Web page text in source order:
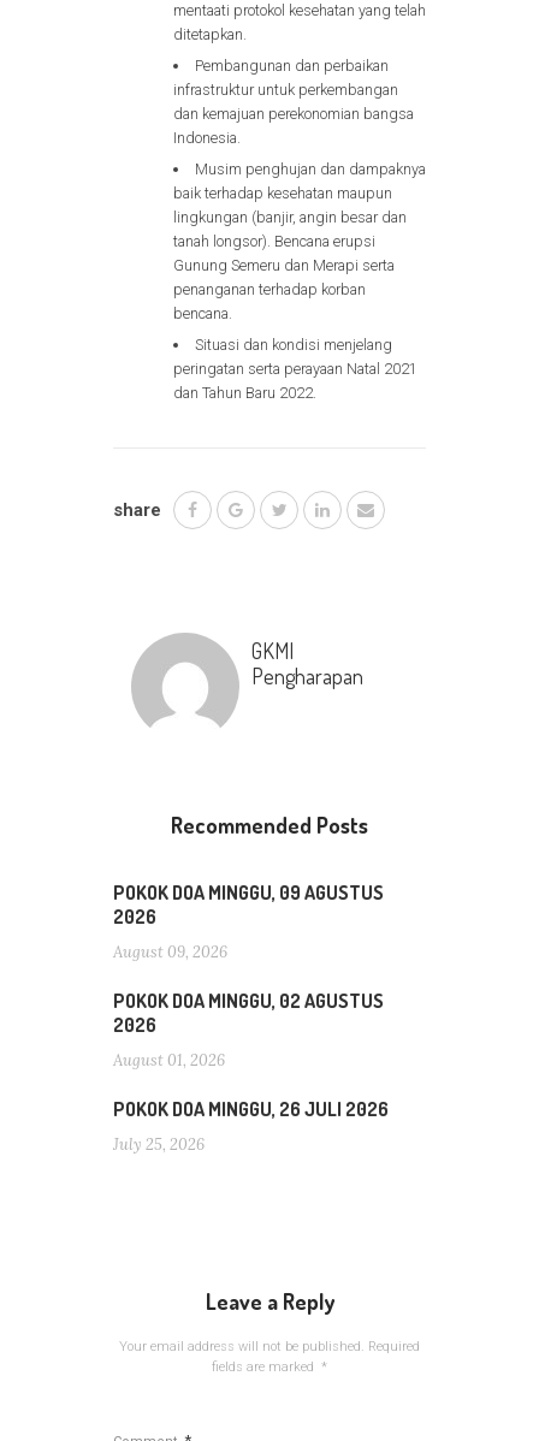
mentaati protokol kesehatan yang telah
ditetapkan.
Pembangunan dan perbaikan
infrastruktur untuk perkembangan
dan kemajuan perekonomian bangsa
Indonesia.
Musim penghujan dan dampaknya
baik terhadap kesehatan maupun
lingkungan (banjir, angin besar dan
tanah longsor). Bencana erupsi
Gunung Semeru dan Merapi serta
penanganan terhadap korban
bencana.
Situasi dan kondisi menjelang
peringatan serta perayaan Natal 2021
dan Tahun Baru 2022.
share
GKMI
Pengharapan
Recommended Posts
POKOK DOA MINGGU, 09 AGUSTUS
2026
August 09, 2026
POKOK DOA MINGGU, 02 AGUSTUS
2026
August 01, 2026
POKOK DOA MINGGU, 26 JULI 2026
July 25, 2026
Leave a Reply
Your email address will not be published. Required
fields are marked *